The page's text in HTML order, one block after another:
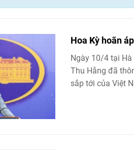
Hoa Kỳ hoãn
Ngày 10/4 tại Hà
Thu Hằng đã
sắp tới của Việt